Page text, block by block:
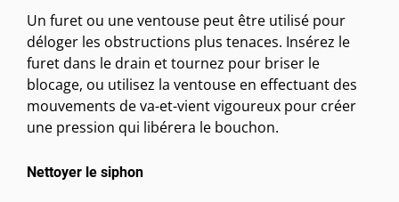
Un furet ou une ventouse peut être utilisé pour
déloger les obstructions plus tenaces. Insérez le
furet dans le drain et tournez pour briser le
blocage, ou utilisez la ventouse en effectuant des
mouvements de va-et-vient vigoureux pour créer
une pression qui libérera le bouchon.
Nettoyer le siphon